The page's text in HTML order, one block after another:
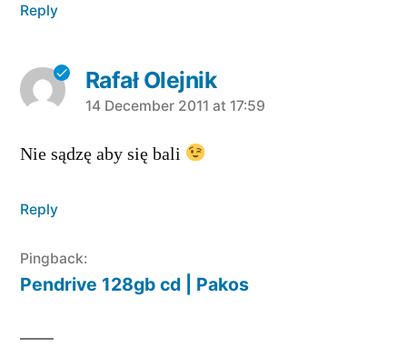
Reply
Rafał Olejnik
says:
14 December 2011 at 17:59
Nie sądzę aby się bali
Reply
Pingback:
Pendrive 128gb cd | Pakos